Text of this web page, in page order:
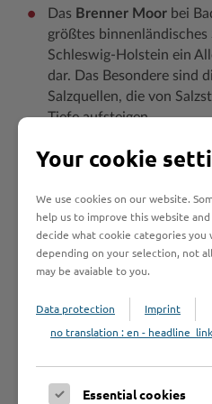
Das Brenner Moor bei
größtes binnenländisches
Schleswig-Holstein ein
dar. Das Besondere sind
Salzquellen, die von
Tiefe aufsteigen.
Salzpflanzen und eine
Trave und ein kleines
auf wenige Ausnahmen
Auf dem sechs Kilometer
(Holzbohlen) durch das
zehn Erlebnisstationen,
abgebildet sind.
archäologische
Your cookie
We use cookies on our website.
help us to improve this website
decide what cookie categories you
depending on your selection, not
may be avaiable to you.
Data protection
Imprint
no translation : en -
Essential cookies